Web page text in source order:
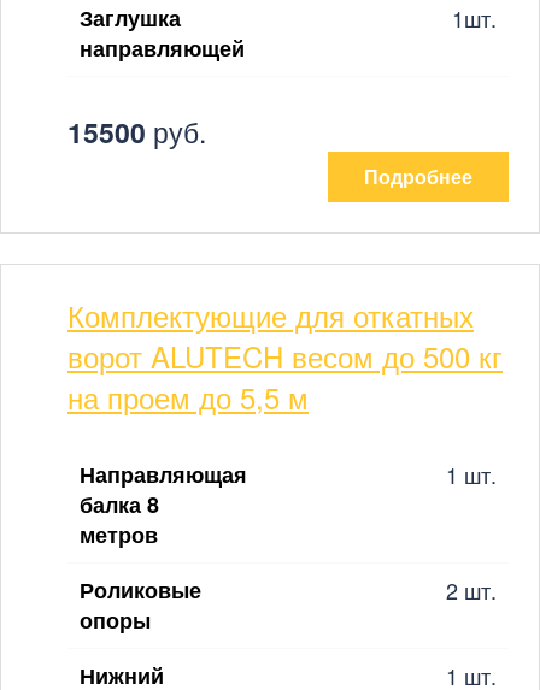
Заглушка
направляющей
1шт.
15500 руб.
Подробнее
Комплектующие для откатных
ворот ALUTECH весом до 500 кг
на проем до 5,5 м
Направляющая
балка 8
метров
1 шт.
Роликовые
опоры
2 шт.
Нижний
1 шт.